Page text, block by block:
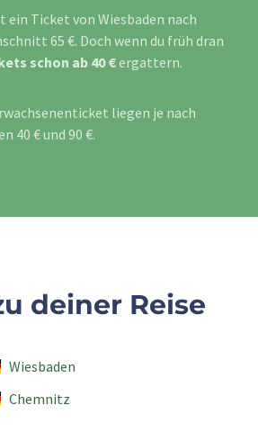
ein Ticket von Wiesbaden nach
65 €. Doch wenn du früh dran
schon ab 40 €ergattern.
liegen je nach
40 € und 90 €.
deiner Reise
Wiesbaden
Chemnitz